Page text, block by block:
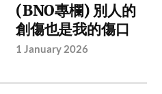
(BNO專欄) 別人的
創傷也是我的傷口
1 January 2026